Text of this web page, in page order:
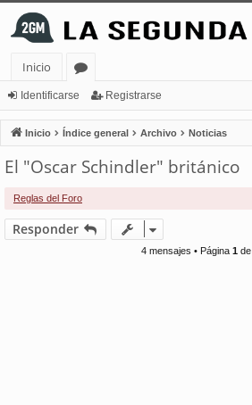
Inicio
or
os
Identificarse Registrarse
Inicio Índice general Archivo Noticias
El "Oscar Schindler" británico
Reglas del Foro
Responder
4 mensajes • Página 1 de